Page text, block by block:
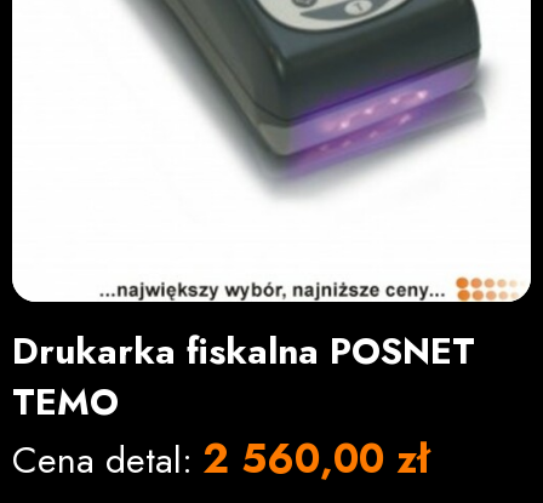
Drukarka fiskalna POSNET
TEMO
Cena detal: 2 560,00 zł